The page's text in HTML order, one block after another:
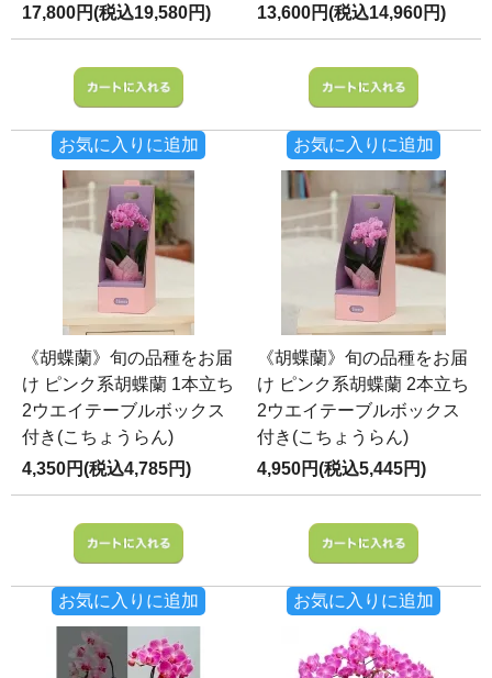
17,800円(税込19,580円)
お気に入りに追加
13,600円(税込14,960円)
お気に入りに追加
《胡蝶蘭》旬の品種をお届
け ピンク系胡蝶蘭 1本立ち
2ウエイテーブルボックス
付き(こちょうらん)
4,350円(税込4,785円)
お気に入りに追加
《胡蝶蘭》旬の品種をお届
け ピンク系胡蝶蘭 2本立ち
2ウエイテーブルボックス
付き(こちょうらん)
4,950円(税込5,445円)
お気に入りに追加